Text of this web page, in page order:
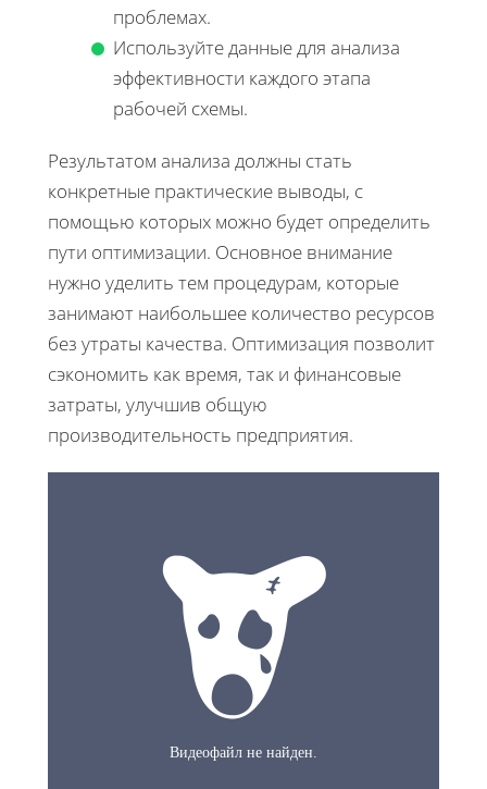
проблемах.
Используйте данные для анализа
эффективности каждого этапа
рабочей схемы.
Результатом анализа должны стать
конкретные практические выводы, с
помощью которых можно будет определить
пути оптимизации. Основное внимание
нужно уделить тем процедурам, которые
занимают наибольшее количество ресурсов
без утраты качества. Оптимизация позволит
сэкономить как время, так и финансовые
затраты, улучшив общую
производительность предприятия.